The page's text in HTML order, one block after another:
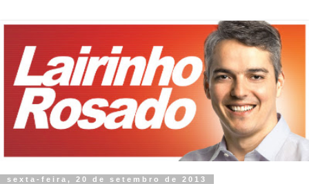
sexta-feira, 20 de setembro de 2013